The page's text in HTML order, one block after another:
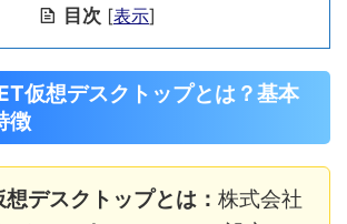
目次 [表示]
仮想デスクトップとは？基本
徴
デスクトップとは： 株式会社